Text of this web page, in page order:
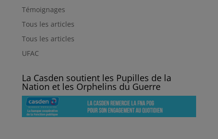
Témoignages
Tous les articles
Tous les articles
UFAC
La Casden soutient les Pupilles de la
Nation et les Orphelins du Guerre